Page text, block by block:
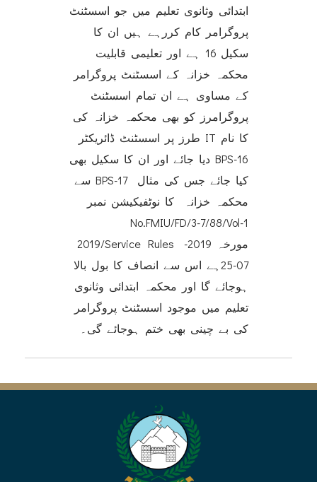
ابتدائی وثانوی تعلیم میں جو اسسٹنٹ
پروگرامر کام کررہے ہیں ان کا
سکیل 16 ہے اور تعلیمی قابلیت
محکمہ خزانہ کے اسسٹنٹ پروگرامر
کے مساوی ہے ان تمام اسسٹنٹ
پروگرامرز کو بھی محکمہ خزانہ کی
طرز پر اسسٹنٹ ڈائریکٹر IT کا نام
دیا جائے اور ان کا سکیل بھی BPS-16
سے BPS-17 کیا جائے جس کی مثال
محکمہ خزانہ کا نوٹفیکیشن نمبر
No.FMIU/FD/3-7/88/Vol-1
2019/Service Rules مورخہ 2019-
07-25ہے اس سے انصاف کا بول بالا
ہوجائے گا اور محکمہ ابتدائی وثانوی
تعلیم میں موجود اسسٹنٹ پروگرامر
کی بے چینی بھی ختم ہوجائے گی۔